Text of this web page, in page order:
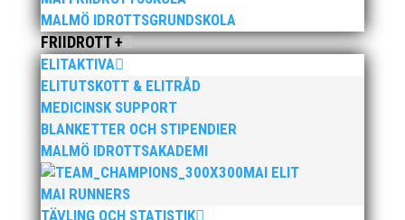
MALMÖ IDROTTSGRUNDSKOLA
FRIIDROTT +
ELITAKTIVA
ELITUTSKOTT & ELITRÅD
MEDICINSK SUPPORT
BLANKETTER OCH STIPENDIER
MALMÖ IDROTTSAKADEMI
MAI ELIT
MAI RUNNERS
TÄVLING OCH STATISTIK
Bilder från Stafett-SM 2026. Foto: Thomas
Leandersson Fler bilder från MAI:s Årsmöte 2026
Anders Hallström, 55, blir ny klubbchef i MAI. Han